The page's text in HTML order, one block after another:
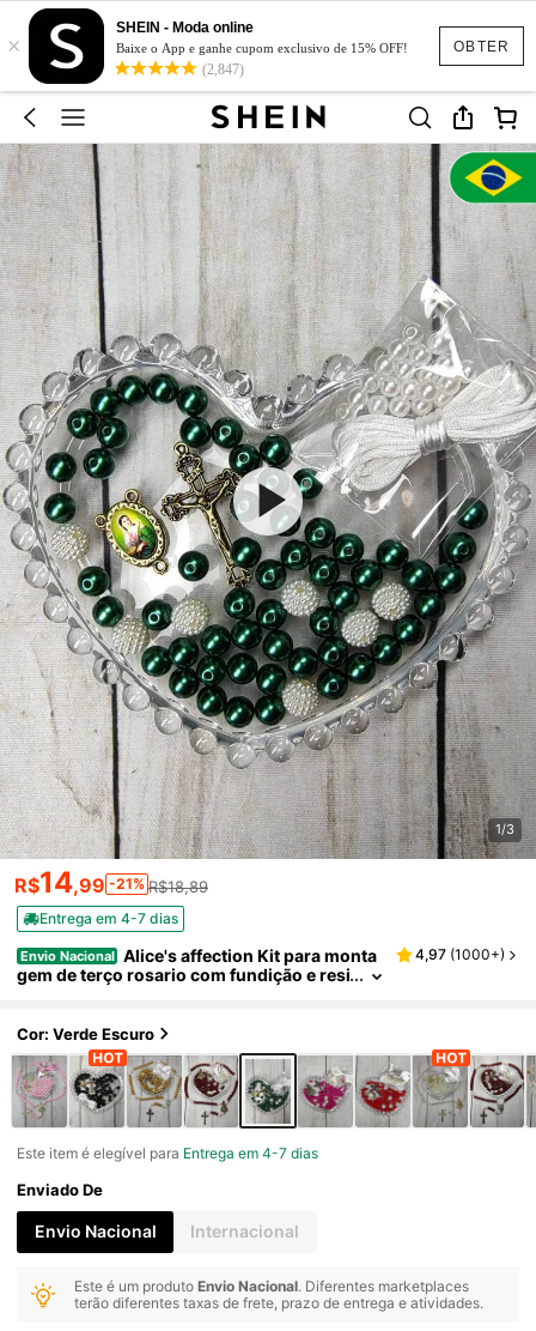
OBTER
×
SHEIN - Moda online
Baixe o App e ganhe cupom exclusivo de 15% OFF!
(2,847)
1/3
R$14,99 -21% R$18,89
Entrega em 4-7 dias
Envio Nacional Alice's affection Kit para monta
gem de terço rosario com fundição e resi
4,97 (1000+)
Cor: Verde Escuro
Este item é elegível para Entrega em 4-7 dias
Enviado De
Envio Nacional Internacional
Este é um produtoEnvio Nacional. Diferentes marketplaces
terão diferentes taxas de frete, prazo de entrega e atividades.